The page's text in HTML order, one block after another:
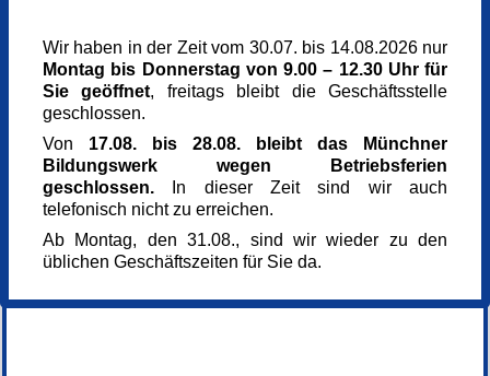
Montag,06.07.2026,18.00 - 21.15 Uhr
Freitag,10.07.2026,18.00 - 21.15 Uhr
Montag,13.07.2026,18.00 - 21.15 Uhr
Freitag,
17.07.2026, 18.00 - 21.15 Uhr
Veranstaltungsort
Online/Zoom
Sonstige Mitglieder
08092 8689919
Kursgebühr
50 €
Pola Emad
Wir haben in der Zeit vom 30.07. bis 14.08.2026 nur
Montag bis Donnerstag von 9.00 – 12.30 Uhr für
Sie geöffnet, freitags bleibt die Geschäftsstelle
geschlossen.
Von 17.08. bis 28.08. bleibt das Münchner
Bildungswerk wegen Betriebsferien
geschlossen. In dieser Zeit sind wir auch
telefonisch nicht zu erreichen.
Ab Montag, den 31.08., sind wir wieder zu den
üblichen Geschäftszeiten für Sie da.